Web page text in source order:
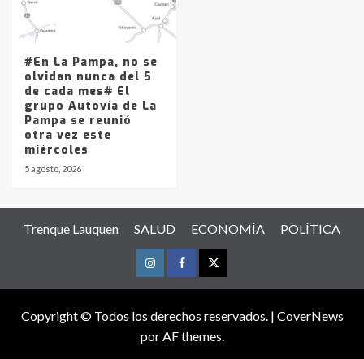
#En La Pampa, no se
olvidan nunca del 5
de cada mes# El
grupo Autovía de La
Pampa se reunió
otra vez este
miércoles
5 agosto, 2026
Trenque Lauquen SALUD ECONOMÍA POLÍTICA
InstagramFacebookTwitter
Copyright © Todos los derechos reservados. | CoverNews
por AF themes.